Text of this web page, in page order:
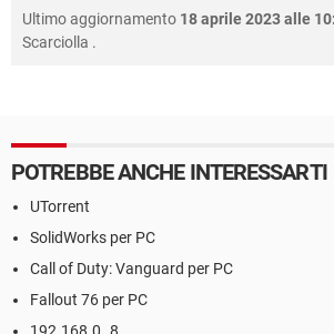
Ultimo aggiornamento 18 aprile 2023 alle
Scarciolla .
POTREBBE ANCHE INTERESSARTI
UTorrent
SolidWorks per PC
Call of Duty: Vanguard per PC
Fallout 76 per PC